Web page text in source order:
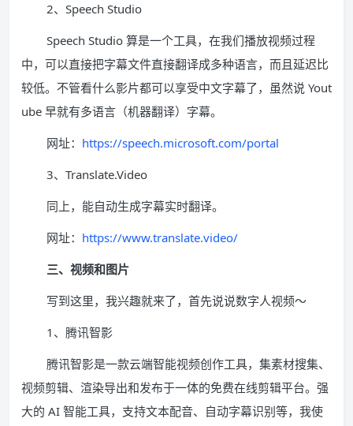
2、Speech Studio
Speech Studio 算是一个工具，在我们播放视频过程
中，可以直接把字幕文件直接翻译成多种语言，而且延迟比
较低。不管看什么影片都可以享受中文字幕了，虽然说 Yout
ube 早就有多语言（机器翻译）字幕。
网址： https://speech.microsoft.com/portal
3、Translate.Video
同上，能自动生成字幕实时翻译。
网址： https://www.translate.video/
三、视频和图片
写到这里，我兴趣就来了，首先说说数字人视频～
1、腾讯智影
腾讯智影是一款云端智能视频创作工具，集素材搜集、
视频剪辑、渲染导出和发布于一体的免费在线剪辑平台。强
大的 AI 智能工具，支持文本配音、自动字幕识别等，我使